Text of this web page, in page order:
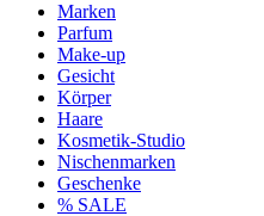
Marken
Parfum
Make-up
Gesicht
Körper
Haare
Kosmetik-Studio
Nischenmarken
Geschenke
% SALE